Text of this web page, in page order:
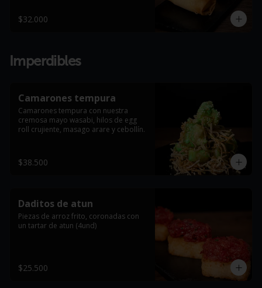
$32.000
Imperdibles
Camarones tempura
Camarones tempura con nuestra
cremosa mayo wasabi, hilos de egg
roll crujiente, masago arare y cebollín.
$38.500
Daditos de atun
Piezas de arroz frito, coronadas con
un tartar de atun (4und)
$25.500